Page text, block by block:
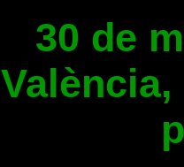
30 de
València,